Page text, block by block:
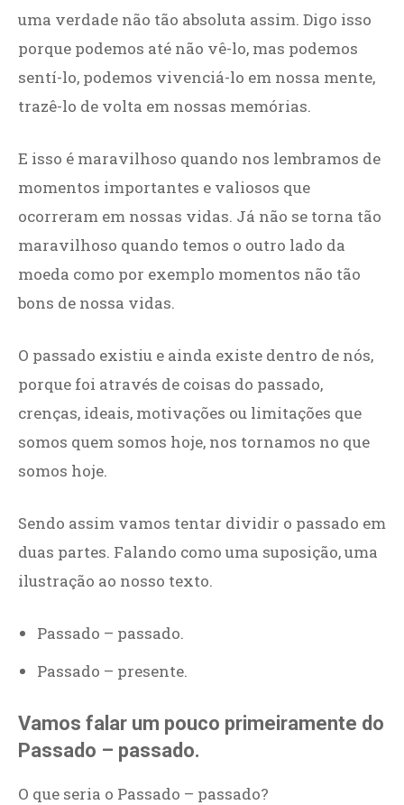
uma verdade não tão absoluta assim. Digo isso
porque podemos até não vê-lo, mas podemos
sentí-lo, podemos vivenciá-lo em nossa mente,
trazê-lo de volta em nossas memórias.
E isso é maravilhoso quando nos lembramos de
momentos importantes e valiosos que
ocorreram em nossas vidas. Já não se torna tão
maravilhoso quando temos o outro lado da
moeda como por exemplo momentos não tão
bons de nossa vidas.
O passado existiu e ainda existe dentro de nós,
porque foi através de coisas do passado,
crenças, ideais, motivações ou limitações que
somos quem somos hoje, nos tornamos no que
somos hoje.
Sendo assim vamos tentar dividir o passado em
duas partes. Falando como uma suposição, uma
ilustração ao nosso texto.
Passado – passado.
Passado – presente.
Vamos falar um pouco primeiramente do
Passado – passado.
O que seria o Passado – passado?